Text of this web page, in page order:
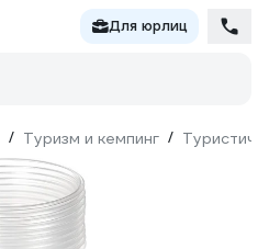
Для юрлиц
/ Туризм и кемпинг /